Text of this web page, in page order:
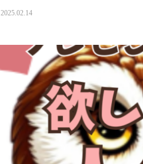
2025.02.14